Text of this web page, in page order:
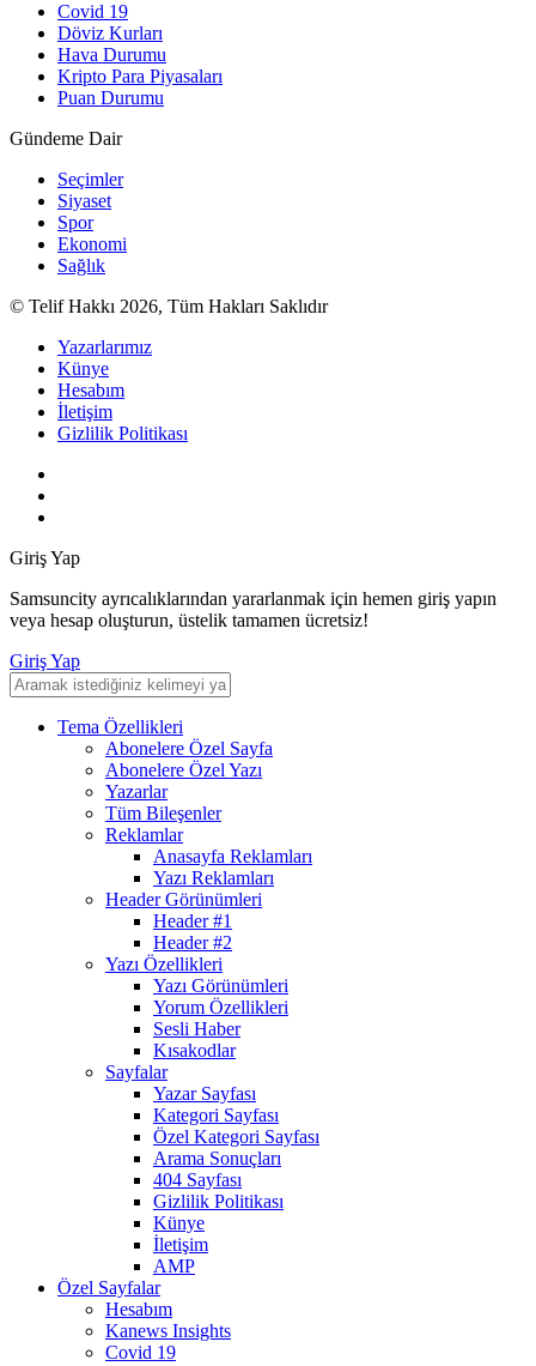
Covid 19
Döviz Kurları
Hava Durumu
Kripto Para Piyasaları
Puan Durumu
Gündeme Dair
Seçimler
Siyaset
Spor
Ekonomi
Sağlık
© Telif Hakkı 2026, Tüm Hakları Saklıdır
Yazarlarımız
Künye
Hesabım
İletişim
Gizlilik Politikası
Giriş Yap
Samsuncity ayrıcalıklarından yararlanmak için hemen giriş yapın
veya hesap oluşturun, üstelik tamamen ücretsiz!
Giriş Yap
Tema Özellikleri
Abonelere Özel Sayfa
Abonelere Özel Yazı
Yazarlar
Tüm Bileşenler
Reklamlar
Anasayfa Reklamları
Yazı Reklamları
Header Görünümleri
Header #1
Header #2
Yazı Özellikleri
Yazı Görünümleri
Yorum Özellikleri
Sesli Haber
Kısakodlar
Sayfalar
Yazar Sayfası
Kategori Sayfası
Özel Kategori Sayfası
Arama Sonuçları
404 Sayfası
Gizlilik Politikası
Künye
İletişim
AMP
Özel Sayfalar
Hesabım
Kanews Insights
Covid 19